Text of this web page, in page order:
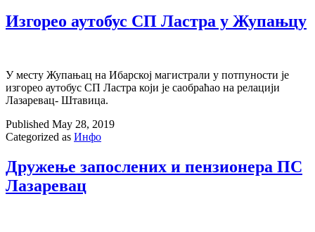
Изгорео аутобус СП Ластра у Жупањцу
У месту Жупањац на Ибарској магистрали у потпуности је
изгорео аутобус СП Ластра који је саобраћао на релацији
Лазаревац- Штавица.
Published May 28, 2019
Categorized as Инфо
Дружење запослених и пензионера ПС
Лазаревац